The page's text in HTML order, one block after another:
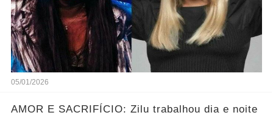
05/01/2026
AMOR E SACRIFÍCIO: Zilu trabalhou dia e noite